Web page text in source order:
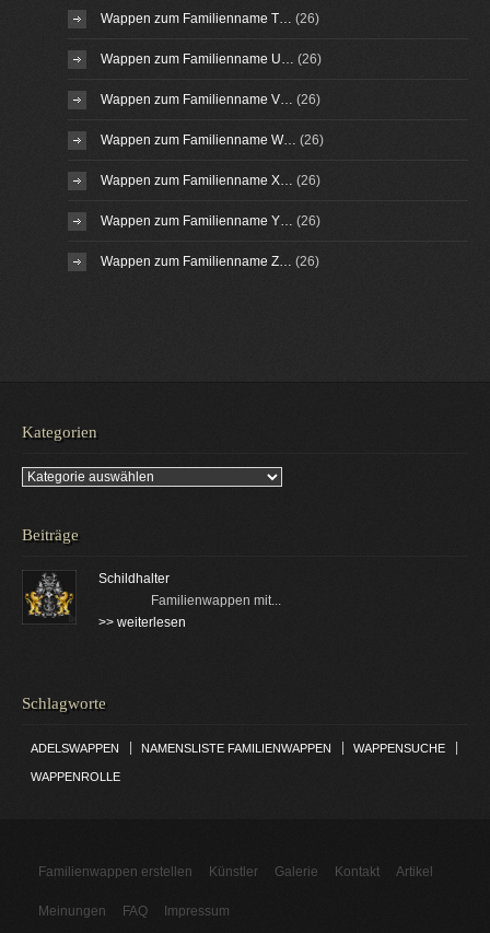
Wappen zum Familienname T… (26)
Wappen zum Familienname U… (26)
Wappen zum Familienname V… (26)
Wappen zum Familienname W… (26)
Wappen zum Familienname X… (26)
Wappen zum Familienname Y… (26)
Wappen zum Familienname Z… (26)
Kategorien
Kategorien
Beiträge
Schildhalter
Familienwappen mit...
>> weiterlesen
Schlagworte
ADELSWAPPEN | NAMENSLISTE FAMILIENWAPPEN | WAPPENSUCHE |
WAPPENROLLE
Familienwappen erstellen Künstler Galerie Kontakt Artikel
Meinungen FAQ Impressum